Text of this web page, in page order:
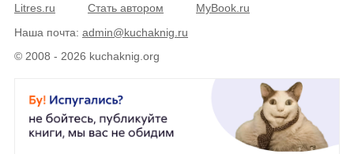
© 2008 - 2026 kuchaknig.org
Litres.ru Стать автором
MyBook.ru
Наша почта: admin@kuchaknig.ru